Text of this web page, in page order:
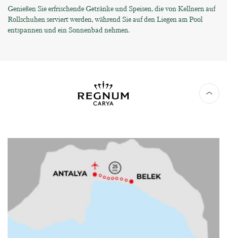
Genießen Sie erfrischende Getränke und Speisen, die von Kellnern auf
Rollschuhen serviert werden, während Sie auf den Liegen am Pool
entspannen und ein Sonnenbad nehmen.